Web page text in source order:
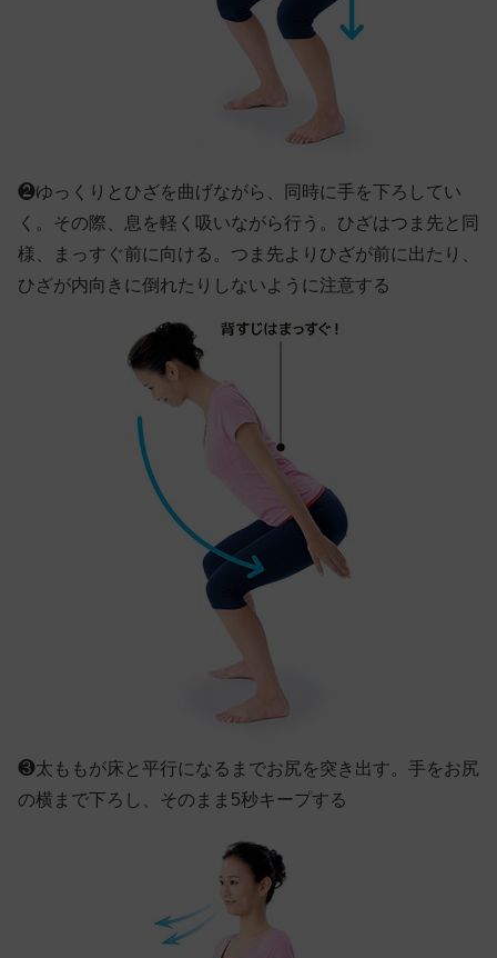
❷ゆっくりとひざを曲げながら、同時に手を下ろしてい
く。その際、息を軽く吸いながら行う。ひざはつま先と同
様、まっすぐ前に向ける。つま先よりひざが前に出たり、
ひざが内向きに倒れたりしないように注意する
❸太ももが床と平行になるまでお尻を突き出す。手をお尻
の横まで下ろし、そのまま5秒キープする